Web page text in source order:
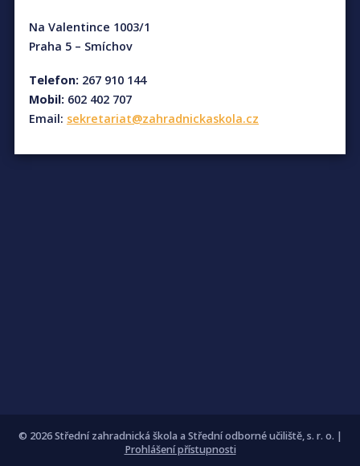
Na Valentince 1003/1
Praha 5 – Smíchov
Telefon: 267 910 144
Mobil: 602 402 707
Email: sekretariat@zahradnickaskola.cz
© 2026 Střední zahradnická škola a Střední odborné učiliště, s. r. o. |
Prohlášení přístupnosti